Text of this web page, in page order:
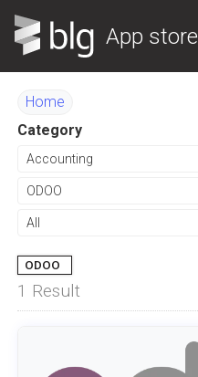
App store
Home
Category
ODOO
1 Result